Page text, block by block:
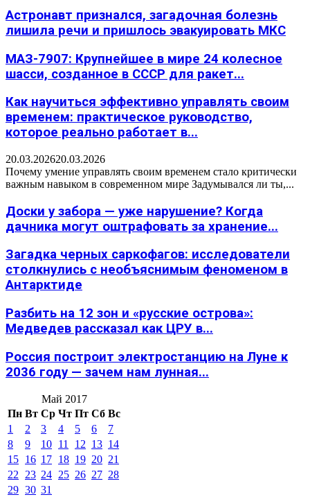
Астронавт признался, загадочная болезнь
лишила речи и пришлось эвакуировать МКС
МАЗ-7907: Крупнейшее в мире 24 колесное
шасси, созданное в СССР для ракет...
Как научиться эффективно управлять своим
временем: практическое руководство,
которое реально работает в...
20.03.202620.03.2026
Почему умение управлять своим временем стало критически
важным навыком в современном мире Задумывался ли ты,...
Доски у забора — уже нарушение? Когда
дачника могут оштрафовать за хранение...
Загадка черных саркофагов: исследователи
столкнулись с необъяснимым феноменом в
Антарктиде
Разбить на 12 зон и «русские острова»:
Медведев рассказал как ЦРУ в...
Россия построит электростанцию на Луне к
2036 году — зачем нам лунная...
Май 2017
Пн Вт Ср Чт Пт Сб Вс
1
2 3 4 5 6
7
8
9 10 11 12 13 14
15 16 17 18 19 20 21
22
23 24 25 26 27 28
29 30 31